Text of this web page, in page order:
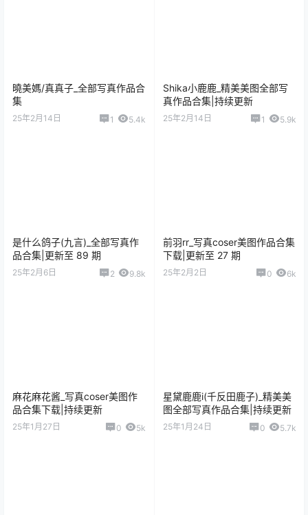
曉美媽/真真子_全部写真作品合
集
25年2月14日 1 5.4k
Shika小鹿鹿_精美美图全部写
真作品合集|持续更新
25年2月14日 1 5.9k
是什么鸽子(九言)_全部写真作
品合集|更新至 89 期
25年2月6日 2 9.8k
前羽rr_写真coser美图作品合集
下载|更新至 27 期
25年2月2日 0 6k
麻花麻花酱_写真coser美图作
品合集下载|持续更新
25年1月27日 0 5k
星黛鹿鹿i(千反田鹿子)_精美美
图全部写真作品合集|持续更新
25年1月24日 0 5.7k